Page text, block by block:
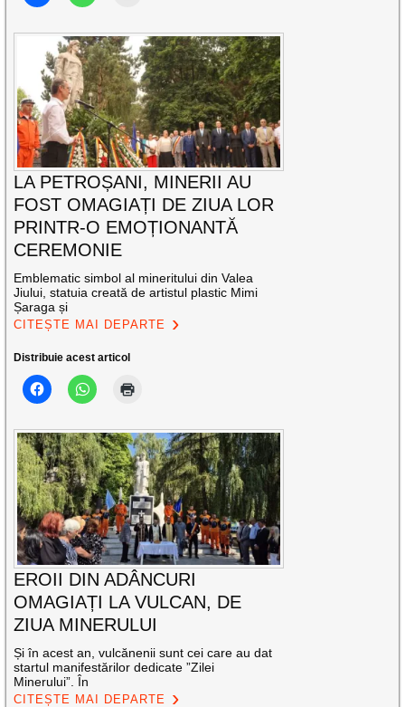
LA PETROȘANI, MINERII AU
FOST OMAGIAȚI DE ZIUA LOR
PRINTR-O EMOȚIONANTĂ
CEREMONIE
Emblematic simbol al mineritului din Valea
Jiului, statuia creată de artistul plastic Mimi
Șaraga și
CITEȘTE MAI DEPARTE
Distribuie acest articol
EROII DIN ADÂNCURI
OMAGIAȚI LA VULCAN, DE
ZIUA MINERULUI
Și în acest an, vulcănenii sunt cei care au dat
startul manifestărilor dedicate ”Zilei
Minerului”. În
CITEȘTE MAI DEPARTE